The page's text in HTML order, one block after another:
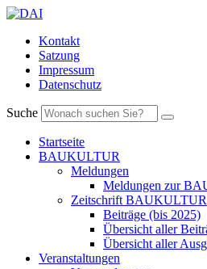
Kontakt
Satzung
Impressum
Datenschutz
Suche
Startseite
BAUKULTUR
Meldungen
Meldungen zur
Zeitschrift BAUKULTUR
Beiträge (bis 2025)
Übersicht aller
Übersicht aller
Veranstaltungen